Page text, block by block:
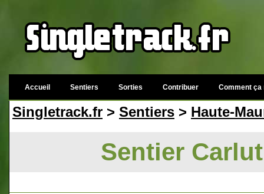
Accueil Sentiers Sorties Contribuer Comment ça
Singletrack.fr > Sentiers > Haute-
Sentier